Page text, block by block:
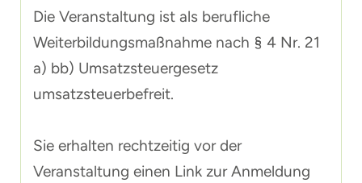
Die Veranstaltung ist als berufliche
Weiterbildungsmaßnahme nach § 4 Nr. 21
a) bb) Umsatzsteuergesetz
umsatzsteuerbefreit.
Sie erhalten rechtzeitig vor der
Veranstaltung einen Link zur Anmeldung